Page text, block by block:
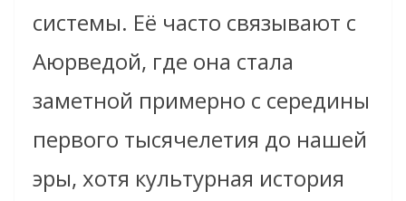
системы. Её часто связывают с
Аюрведой, где она стала
заметной примерно с середины
первого тысячелетия до нашей
эры, хотя культурная история